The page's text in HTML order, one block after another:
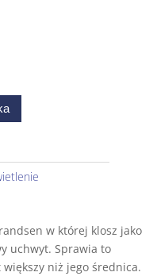
w której klosz jako
uchwyt. Sprawia to
niż jego średnica.